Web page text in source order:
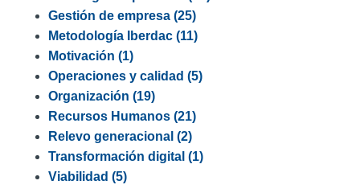
Gestión de empresa (25)
Metodología Iberdac (11)
Motivación (1)
Operaciones y calidad (5)
Organización (19)
Recursos Humanos (21)
Relevo generacional (2)
Transformación digital (1)
Viabilidad (5)